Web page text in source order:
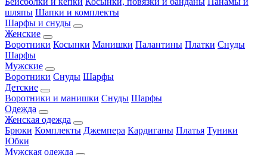
шляпы Шапки и комплекты
Шарфы и снуды
Женские
Воротники Косынки Манишки Палантины Платки Снуды
Шарфы
Мужские
Воротники Снуды Шарфы
Детские
Воротники и манишки Снуды Шарфы
Одежда
Женская одежда
Брюки Комплекты Джемпера Кардиганы Платья Туники
Юбки
Мужская одежда